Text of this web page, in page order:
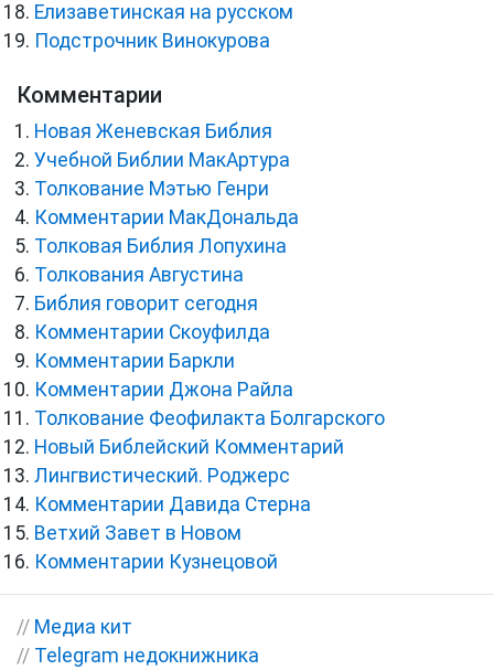
Елизаветинская на русском
Подстрочник Винокурова
Комментарии
Новая Женевская Библия
Учебной Библии МакАртура
Толкование Мэтью Генри
Комментарии МакДональда
Толковая Библия Лопухина
Толкования Августина
Библия говорит сегодня
Комментарии Скоуфилда
Комментарии Баркли
Комментарии Джона Райла
Толкование Феофилакта Болгарского
Новый Библейский Комментарий
Лингвистический. Роджерс
Комментарии Давида Стерна
Ветхий Завет в Новом
Комментарии Кузнецовой
// Медиа кит
// Telegram недокнижника